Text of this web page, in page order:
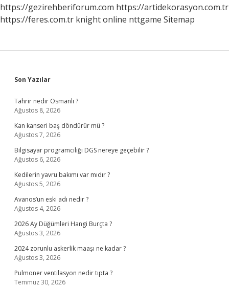
https://gezirehberiforum.com https://artidekorasyon.com.tr
https://feres.com.tr knight online nttgame Sitemap
Sidebar
Son Yazılar
Tahrir nedir Osmanlı ?
Ağustos 8, 2026
Kan kanseri baş döndürür mü ?
Ağustos 7, 2026
Bilgisayar programcılığı DGS nereye geçebilir ?
Ağustos 6, 2026
Kedilerin yavru bakımı var mıdır ?
Ağustos 5, 2026
Avanos’un eski adı nedir ?
Ağustos 4, 2026
2026 Ay Düğümleri Hangi Burçta ?
Ağustos 3, 2026
2024 zorunlu askerlik maaşı ne kadar ?
Ağustos 3, 2026
Pulmoner ventilasyon nedir tıpta ?
Temmuz 30, 2026